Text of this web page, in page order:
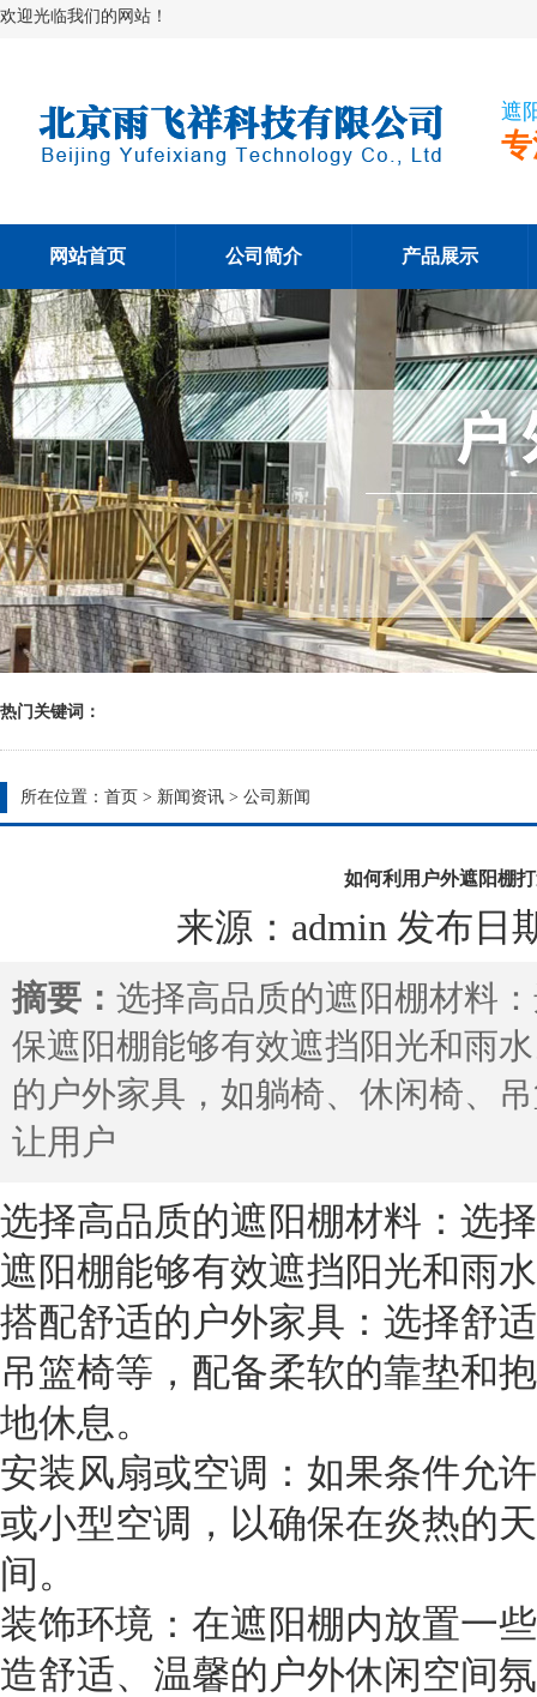
欢迎光临我们的网站！
遮
网站首页 公司简介 产品展示
热门关键词：
所在位置： 首页 > 新闻资讯 > 公司新闻
如何利用户外遮阳棚
来源：admin 发布日
摘要： 选择高品质的遮阳棚材料
保遮阳棚能够有效遮挡阳光和雨
的户外家具，如躺椅、休闲椅、
让用户
选择高品质的遮阳棚材料：选
遮阳棚能够有效遮挡阳光和雨
搭配舒适的户外家具：选择舒
吊篮椅等，配备柔软的靠垫和
地休息。
安装风扇或空调：如果条件允
或小型空调，以确保在炎热的
间。
装饰环境：在遮阳棚内放置一
造舒适、温馨的户外休闲空间